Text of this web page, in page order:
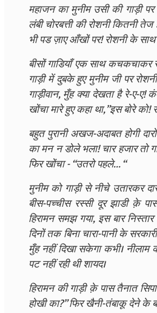
महाजन का मुनीम उसी की गाड़ी
लंबी चोरबत्ती की रोशनी कितनी
भी पड ज़ाए आँखों पर! रोशनी के
बीसों गाडियाँ एक साथ कचकचाकर
गाड़ी में दुबके हुए मुनीम जी पर
गाड़ीवान, मुँह क्या देखता है रे-ए-
खोंचा मारे हुए कहा था,”इस बोरे को!
बहुत पुरानी अखज-अदाबत होगी
का मन न डोले भला! चार हजार तो
फिर खोंचा - “उतरो पहले... “
मुनीम को गाड़ी से नीचे उतारकर
बीस-पच्चीस रस्सी दूर झाडी क़े
हिरामन समझ गया, इस बार
दिनों तक बिना चारा-पानी के
मुँह नहीं दिखा सकेगा कभी।
पट नहीं रही थी शायद।
हिरामन की गाड़ी क़े पास तैनात
होखी का?” फिर खैनी-तंबाकू देने के